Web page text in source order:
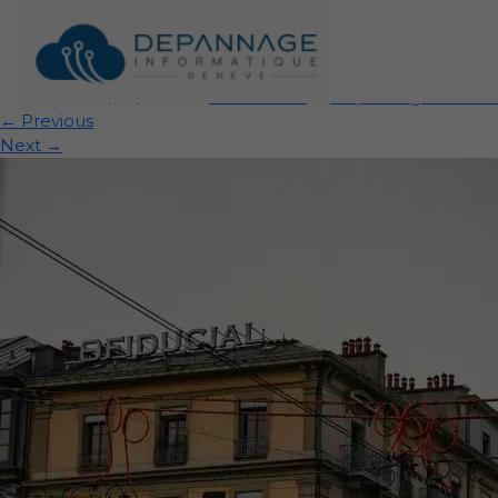
Intersection urbaine
← Previous
Next →